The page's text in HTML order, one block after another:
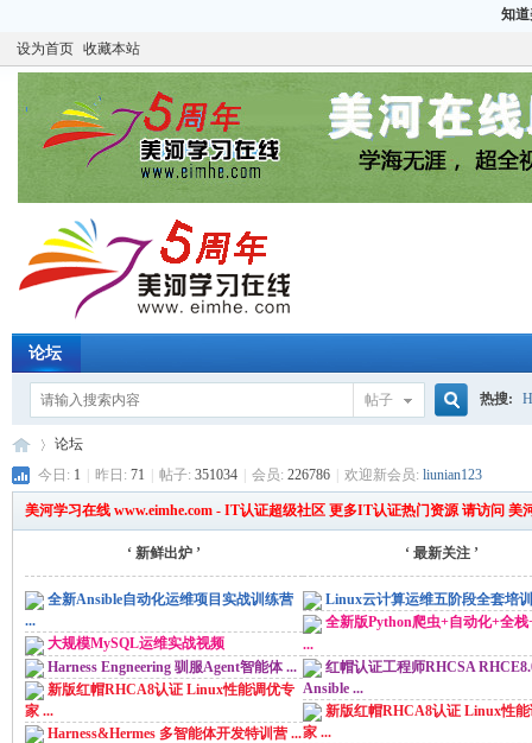
知
设为首页 收藏本站
论坛
帖子 热搜:
论坛
今日: 1 昨日: 71 帖子: 351034 会员: 226786 欢迎新会员: liunian123
美河学习在线 www.eimhe.com - IT认证超级社区 更多IT认证热门资源 请访问 美
‘ 新鲜出炉 ’ ‘ 最新关注 ’
全新Ansible自动化运维项目实战训练营
...
大规模MySQL运维实战视频
Harness Engneering 驯服Agent智能体 ...
新版红帽RHCA8认证 Linux性能调优专
家 ...
Harness&Hermes 多智能体开发特训营 ...
Linux云计算运维五阶段全套培
全新版Python爬虫+自动化+全栈
...
红帽认证工程师RHCSA
Ansible ...
新版红帽RHCA8认证 Linux性
家 ...